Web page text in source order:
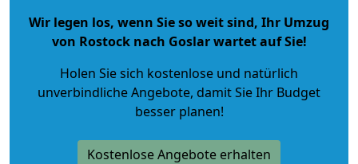
Wir legen los, wenn Sie so weit sind, Ihr Umzug
von Rostock nach Goslar wartet auf Sie!
Holen Sie sich kostenlose und natürlich
unverbindliche Angebote, damit Sie Ihr Budget
besser planen!
Kostenlose Angebote erhalten